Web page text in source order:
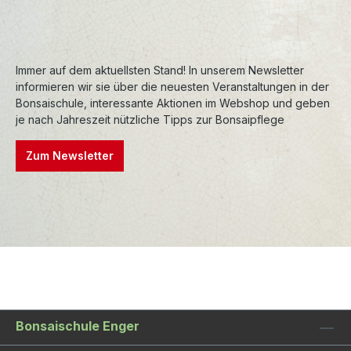
und Farbe nur geringfügig.
Premiumschalen
sind ebenfalls in Handarbeit
entstanden, bei hohen Temperaturen gebrannt
und sind entsprechend frostfest.
Premiumschalen werden aufwendig
nachbearbeitet, wodurch die Formen und
Konturen sehr präzise sind. Auch die Glasuren
sind oft einzigartig und verleihen den Schalen
Immer auf dem aktuellsten Stand! In unserem Newsletter
informieren wir sie über die neuesten Veranstaltungen in der
Bonsaischule, interessante Aktionen im Webshop und geben
je nach Jahreszeit nützliche Tipps zur Bonsaipflege
Zum Newsletter
Bonsaischule Enger